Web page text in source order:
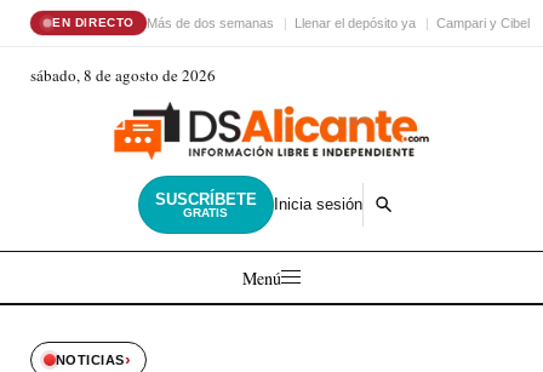
EN DIRECTO Más de dos semanas Llenar el depósito ya Campari y
sábado, 8 de agosto de 2026
SUSCRÍBETE
GRATIS Inicia sesión
Menú
NOTICIAS›